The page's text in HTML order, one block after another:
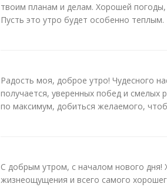
твоим планам и делам. Хорошей
Пусть это утро будет особенно теплым.
Радость моя, доброе утро! Чудесного
получается, уверенных побед и смелых
по максимум, добиться желаемого,
С добрым утром, с началом нового дня!
жизнеощущения и всего самого